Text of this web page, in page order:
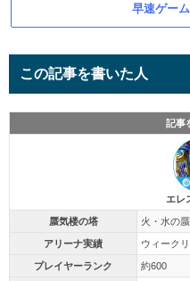
早速ゲー
この記事を書いた人
記事
エレ
蜃気楼の塔 火・水の
アリーナ実績 ウィーク
プレイヤーランク 約600